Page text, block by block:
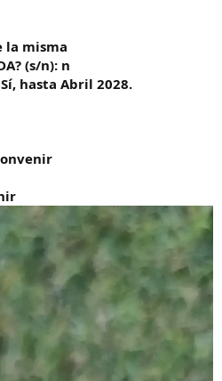
la misma
(s/n): n
hasta Abril 2028.